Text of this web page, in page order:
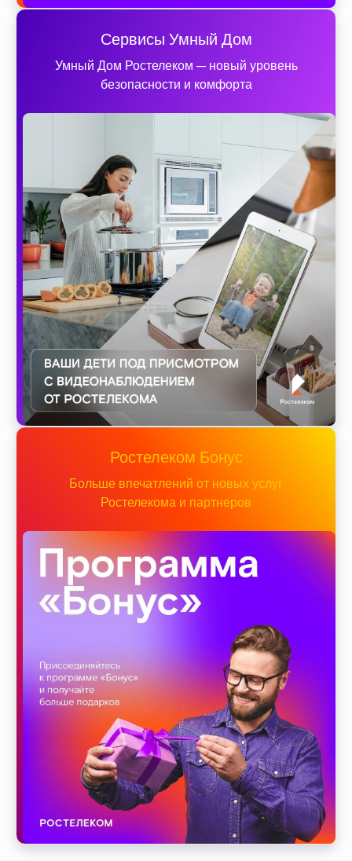
Сервисы Умный Дом
Умный Дом Ростелеком — новый уровень
безопасности и комфорта
Ростелеком Бонус
Больше впечатлений от новых услуг
Ростелекома и партнеров